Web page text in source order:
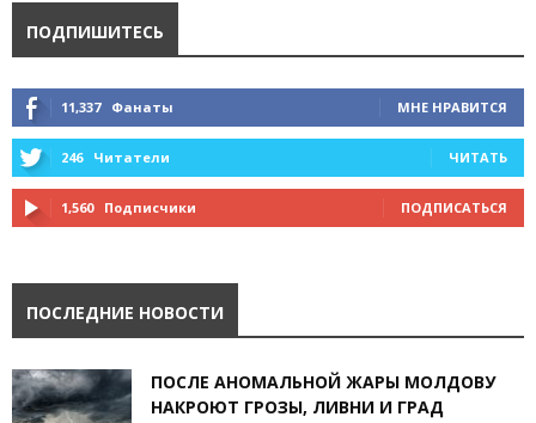
ПОДПИШИТЕСЬ
11,337 Фанаты МНЕ НРАВИТСЯ
246 Читатели ЧИТАТЬ
1,560 Подписчики ПОДПИСАТЬСЯ
ПОСЛЕДНИЕ НОВОСТИ
ПОСЛЕ АНОМАЛЬНОЙ ЖАРЫ МОЛДОВУ
НАКРОЮТ ГРОЗЫ, ЛИВНИ И ГРАД